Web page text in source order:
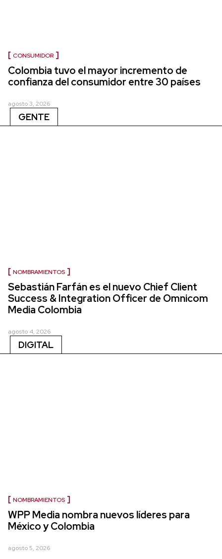
CONSUMIDOR
Colombia tuvo el mayor incremento de
confianza del consumidor entre 30 países
agosto 3, 2026
GENTE
NOMBRAMIENTOS
Sebastián Farfán es el nuevo Chief Client
Success & Integration Officer de Omnicom
Media Colombia
agosto 4, 2026
DIGITAL
NOMBRAMIENTOS
WPP Media nombra nuevos líderes para
México y Colombia
agosto 5, 2026